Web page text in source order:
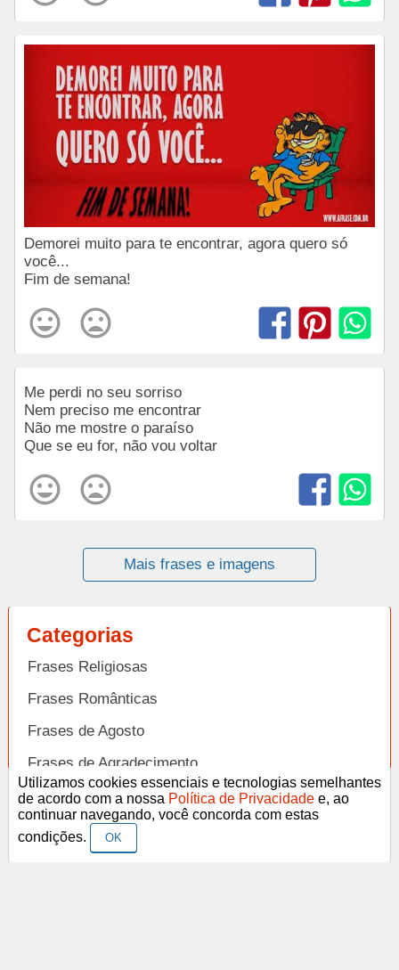
Demorei muito para te encontrar, agora quero só
você...
Fim de semana!
Me perdi no seu sorriso
Nem preciso me encontrar
Não me mostre o paraíso
Que se eu for, não vou voltar
Mais frases e imagens
Categorias
Frases Religiosas
Frases Românticas
Frases de Agosto
Frases de Agradecimento
Frases de Amizade
Frases de Amor
Frases de Aniversário
Abrir
Utilizamos cookies essenciais e tecnologias semelhantes
de acordo com a nossa Política de Privacidade e, ao
continuar navegando, você concorda com estas
condições.
OK